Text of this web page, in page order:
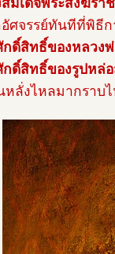
มเด็จพระสังฆรา
ศจรรย์ทันทีที่พิธี
ดิ์สิทธิ์ของหลวง
ดิ์สิทธิ์ของรูปหล่
ลั่งไหลมากราบไ